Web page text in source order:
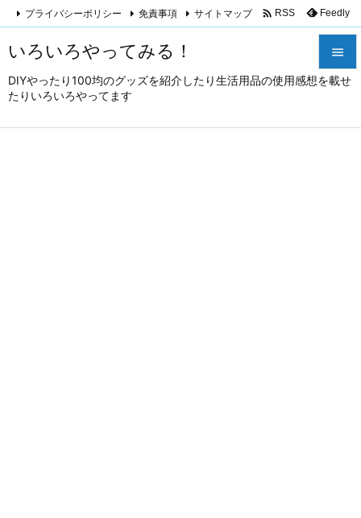
いろいろやってみる！
DIYやったり100均のグッズを紹介したり生活用品の使用感想を載せ
たりいろいろやってます



プライバシーポリシー 免責事項 サイトマップ  RSS Feedly